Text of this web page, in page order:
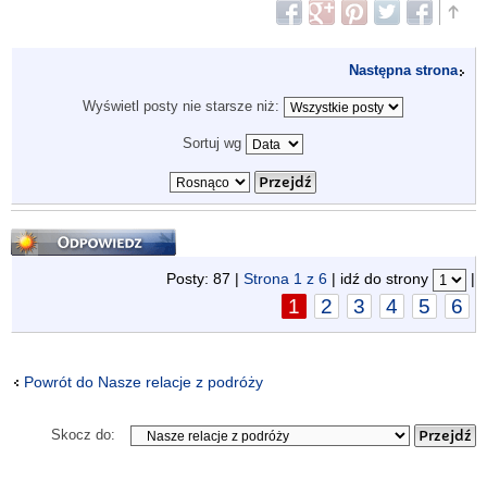
Następna strona
Wyświetl posty nie starsze niż:
Sortuj wg
Odpowiedz
Posty: 87 | Strona 1 z 6 | idź do strony |
1 2 3 4 5 6
Powrót do Nasze relacje z podróży
Skocz do: